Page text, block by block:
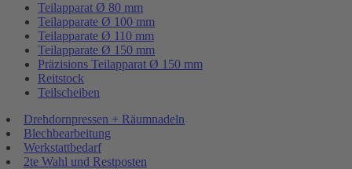
Teilapparat Ø 80 mm
Teilapparate Ø 100 mm
Teilapparate Ø 110 mm
Teilapparate Ø 150 mm
Präzisions Teilapparat Ø 150 mm
Reitstock
Teilscheiben
Drehdornpressen + Räumnadeln
Blechbearbeitung
Werkstattbedarf
2te Wahl und Restposten